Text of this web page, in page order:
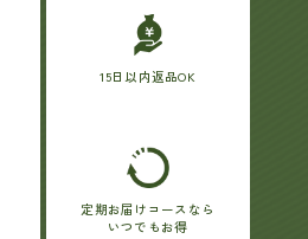
15日以内返品OK
定期お届けコースなら
いつでもお得